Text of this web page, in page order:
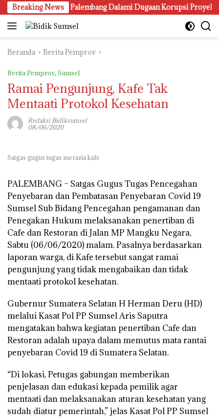
Langsung
ke
konten
Breaking News
Kejari Palembang Dalami Dugaan Korupsi Proyek Lampu
Beranda Berita Pemprov
Berita Pemprov, Sumsel
Ramai Pengunjung, Kafe Tak
Mentaati Protokol Kesehatan
Redaksi Bidiksumsel
08/06/2020
Satgas gugus tugas merazia kafe
PALEMBANG – Satgas Gugus Tugas Pencegahan
Penyebaran dan Pembatasan Penyebaran Covid 19
Sumsel Sub Bidang Pencegahan pengamanan dan
Penegakan Hukum melaksanakan penertiban di
Cafe dan Restoran di Jalan MP Mangku Negara,
Sabtu (06/06/2020) malam. Pasalnya berdasarkan
laporan warga, di Kafe tersebut sangat ramai
pengunjung yang tidak mengabaikan dan tidak
mentaati protokol kesehatan.
Gubernur Sumatera Selatan H Herman Deru (HD)
melalui Kasat Pol PP Sumsel Aris Saputra
mengatakan bahwa kegiatan penertiban Cafe dan
Restoran adalah upaya dalam memutus mata rantai
penyebaran Covid 19 di Sumatera Selatan.
“Di lokasi, Petugas gabungan memberikan
penjelasan dan edukasi kepada pemilik agar
mentaati dan melaksanakan aturan kesehatan yang
sudah diatur pemerintah,” jelas Kasat Pol PP Sumsel